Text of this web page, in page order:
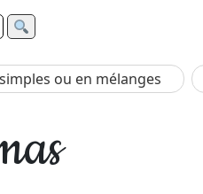
ou en mélanges